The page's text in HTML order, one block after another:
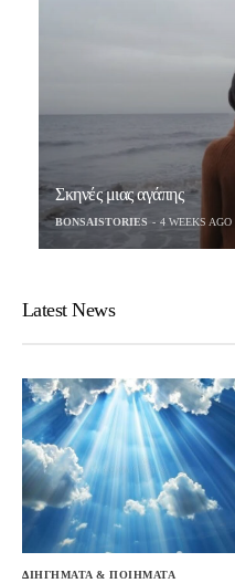
Σκηνές μιας αγάπης
BONSAISTORIES 4 WEEKS AGO
Latest News
ΔΙΗΓΗΜΑΤΑ & ΠΟΙΗΜΑΤΑ